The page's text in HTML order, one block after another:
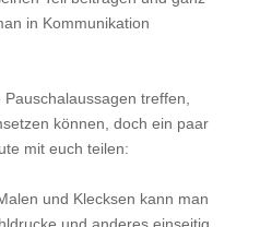
in Kommunikation
treffen,
können, doch ein paar
mit euch teilen:
und Klecksen kann man